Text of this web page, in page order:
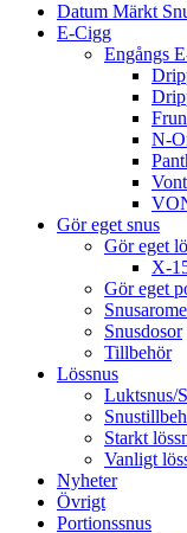
Datum Märkt
E-Cigg
Engångs
N-
Gör eget snus
Gör eget
X-
Gör eget
Snusdosor
Tillbehör
Lössnus
Luktsnus/
Starkt
Vanligt
Nyheter
Övrigt
Portionssnus